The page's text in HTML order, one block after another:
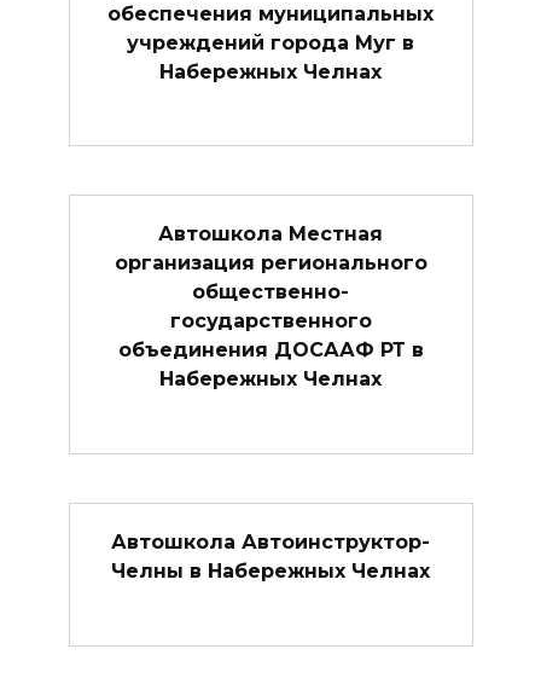
обеспечения муниципальных
учреждений города Муг в
Набережных Челнах
Автошкола Местная
организация регионального
общественно-
государственного
объединения ДОСААФ РТ в
Набережных Челнах
Автошкола Автоинструктор-
Челны в Набережных Челнах